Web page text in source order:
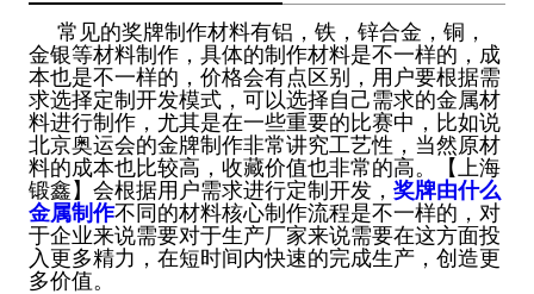
常见的奖牌制作材料有铝，铁，锌合金，铜，
金银等材料制作，具体的制作材料是不一样的，成
本也是不一样的，价格会有点区别，用户要根据需
求选择定制开发模式，可以选择自己需求的金属材
料进行制作，尤其是在一些重要的比赛中，比如说
北京奥运会的金牌制作非常讲究工艺性，当然原材
料的成本也比较高，收藏价值也非常的高。【上海
锻鑫】会根据用户需求进行定制开发， 奖牌由什么
金属制作不同的材料核心制作流程是不一样的，对
于企业来说需要对于生产厂家来说需要在这方面投
入更多精力，在短时间内快速的完成生产，创造更
多价值。